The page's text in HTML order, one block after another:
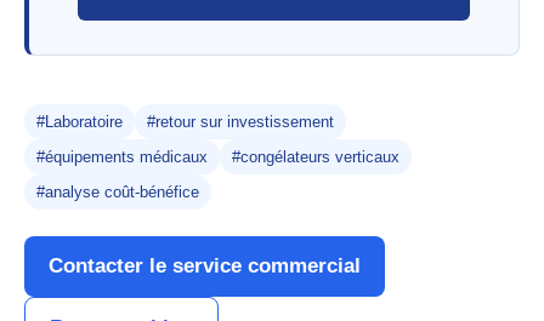
#Laboratoire
#retour sur investissement
#équipements médicaux
#congélateurs verticaux
#analyse coût-bénéfice
Contacter le service commercial